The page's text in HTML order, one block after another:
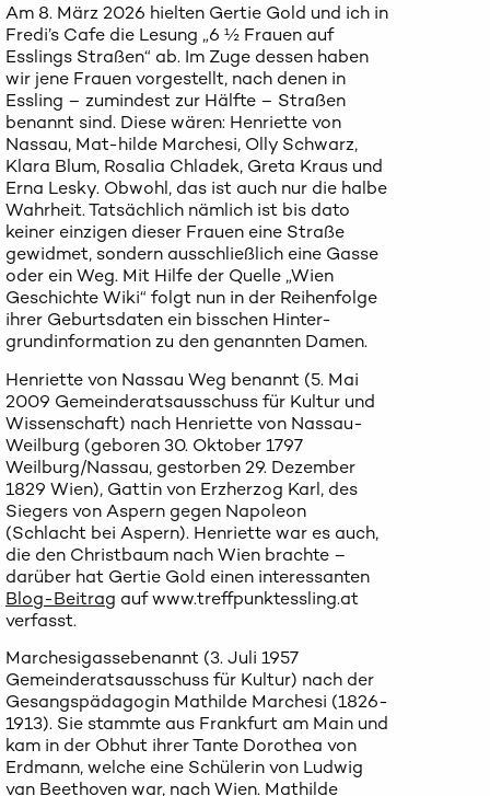
Am 8. März 2026 hielten Gertie Gold und ich in
Fredi’s Cafe die Lesung „6 ½ Frauen auf
Esslings Straßen“ ab. Im Zuge dessen haben
wir jene Frauen vorgestellt, nach denen in
Essling – zumindest zur Hälfte – Straßen
benannt sind. Diese wären: Henriette von
Nassau, Mat-hilde Marchesi, Olly Schwarz,
Klara Blum, Rosalia Chladek, Greta Kraus und
Erna Lesky. Obwohl, das ist auch nur die halbe
Wahrheit. Tatsächlich nämlich ist bis dato
keiner einzigen dieser Frauen eine Straße
gewidmet, sondern ausschließlich eine Gasse
oder ein Weg. Mit Hilfe der Quelle „Wien
Geschichte Wiki“ folgt nun in der Reihenfolge
ihrer Geburtsdaten ein bisschen Hinter-
grundinformation zu den genannten Damen.
Henriette von Nassau Weg benannt (5. Mai
2009 Gemeinderatsausschuss für Kultur und
Wissenschaft) nach Henriette von Nassau-
Weilburg (geboren 30. Oktober 1797
Weilburg/Nassau, gestorben 29. Dezember
1829 Wien), Gattin von Erzherzog Karl, des
Siegers von Aspern gegen Napoleon
(Schlacht bei Aspern). Henriette war es auch,
die den Christbaum nach Wien brachte –
darüber hat Gertie Gold einen interessanten
Blog-Beitrag auf www.treffpunktessling.at
verfasst.
Marchesigassebenannt (3. Juli 1957
Gemeinderatsausschuss für Kultur) nach der
Gesangspädagogin Mathilde Marchesi (1826-
1913). Sie stammte aus Frankfurt am Main und
kam in der Obhut ihrer Tante Dorothea von
Erdmann, welche eine Schülerin von Ludwig
van Beethoven war, nach Wien. Mathilde